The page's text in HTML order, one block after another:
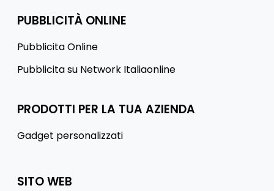
PUBBLICITÀ ONLINE
Pubblicita Online
Pubblicita su Network Italiaonline
PRODOTTI PER LA TUA AZIENDA
Gadget personalizzati
SITO WEB